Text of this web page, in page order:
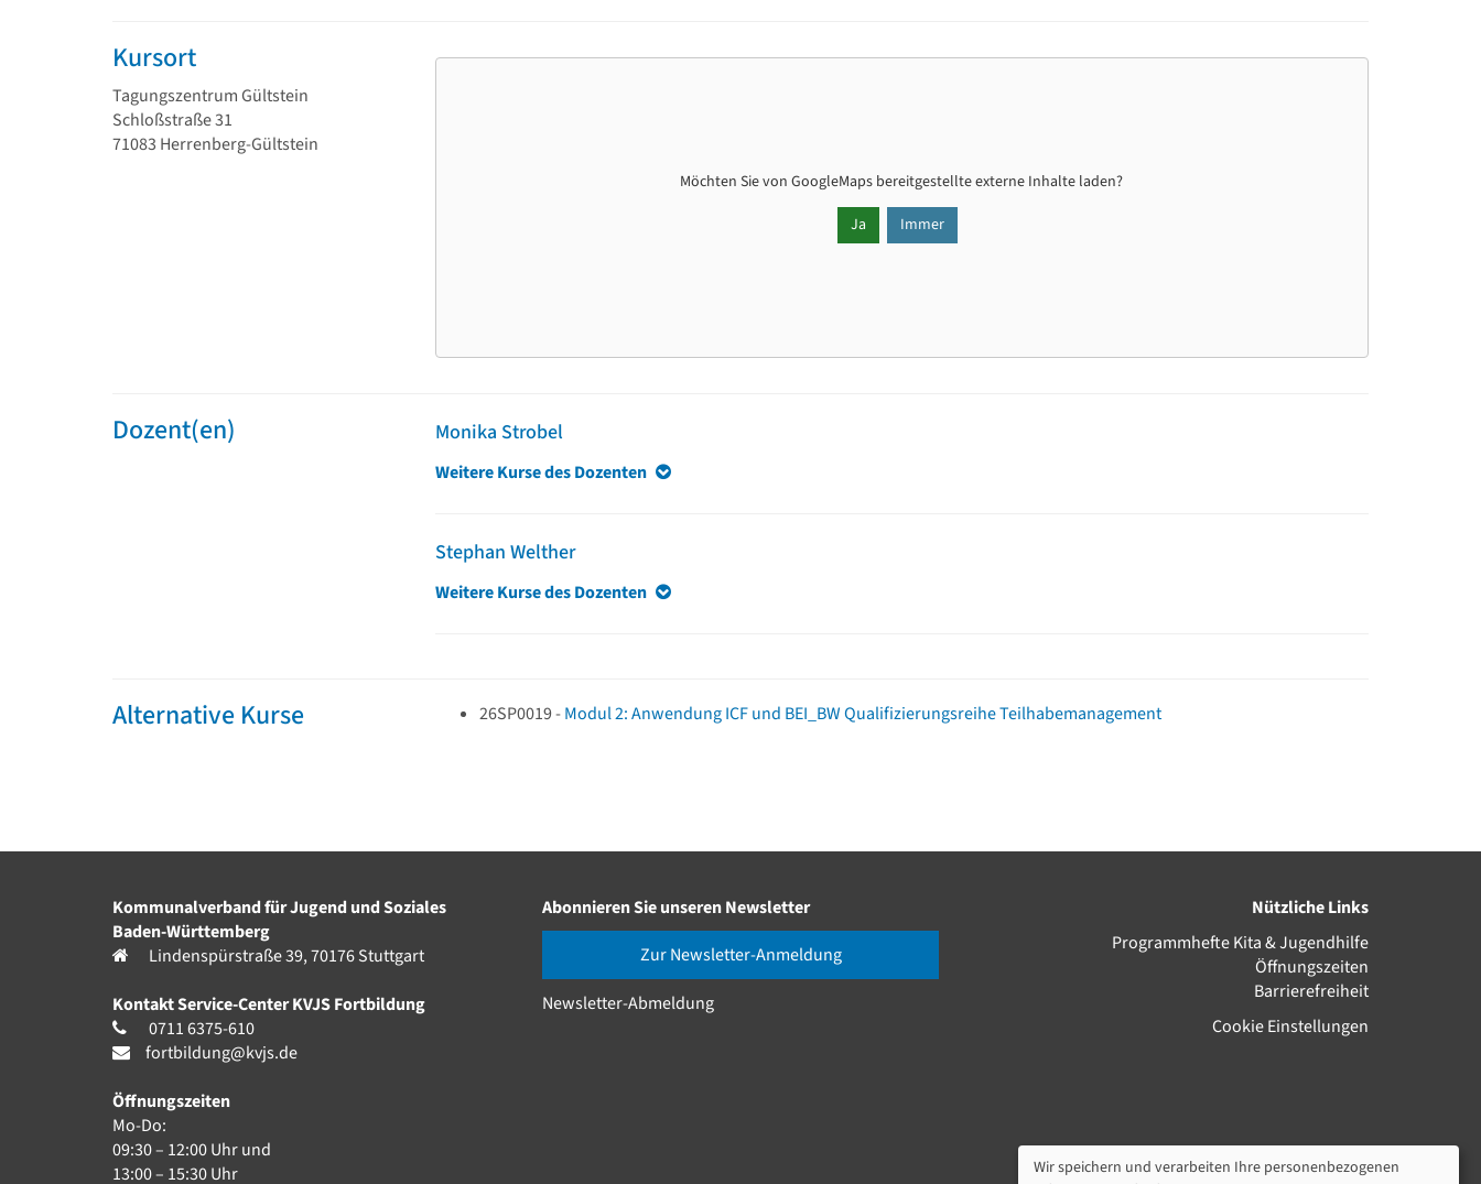
Kursort
Tagungszentrum Gültstein
Schloßstraße 31
71083 Herrenberg-Gültstein
Möchten Sie vonGoogleMaps bereitgestellte externe Inhalte laden?
Ja
Immer
Dozent(en) Monika Strobel
Weitere Kurse des Dozenten
Stephan Welther
Weitere Kurse des Dozenten
Alternative Kurse 26SP0019 -Modul 2: Anwendung ICF und BEI_BW Qualifizierungsreihe Teilhabemanagement
Kommunalverband für Jugend und Soziales
Baden-Württemberg
Lindenspürstraße 39, 70176 Stuttgart
Kontakt Service-Center KVJS Fortbildung
0711 6375-610
fortbildung@kvjs.de
Öffnungszeiten
Mo-Do:
09:30 – 12:00 Uhr und
13:00 – 15:30 Uhr
Abonnieren Sie unseren Newsletter
Zur Newsletter-Anmeldung
Newsletter-Abmeldung
Nützliche Links
Programmhefte Kita & Jugendhilfe
Öffnungszeiten
Barrierefreiheit
Cookie Einstellungen
Wir speichern und verarbeiten Ihre personenbezogenen